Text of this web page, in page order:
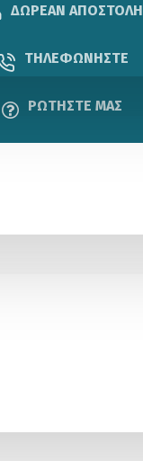
ΔΩΡΕΑΝ ΑΠΟΣΤΟΛΗ
ΤΗΛΕΦΩΝΗΣΤΕ
ΡΩΤΗΣΤΕ ΜΑΣ